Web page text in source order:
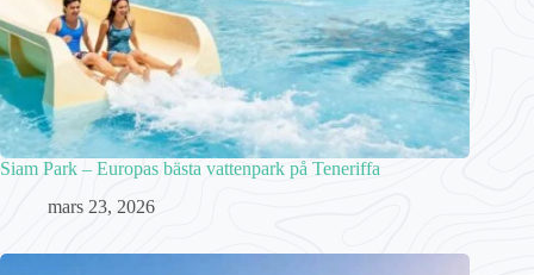
Siam Park – Europas bästa vattenpark på Teneriffa
mars 23, 2026